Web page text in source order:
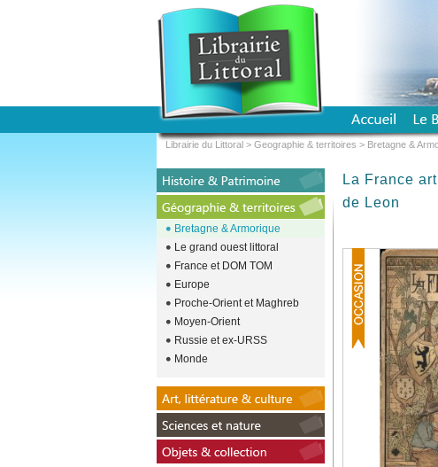
La France
de Leon
Bretagne & Armorique
Le grand ouest littoral
France et DOM TOM
Europe
Proche-Orient et Maghreb
Moyen-Orient
Russie et ex-URSS
Monde
Librairie du Littoral > Geographie & territoires > Bretagne &